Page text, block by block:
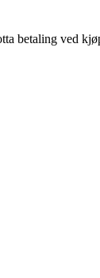
betaling ved